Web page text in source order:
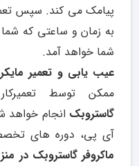
پیامک می کند. سپس
به زمان و ساعتی که
شما خواهد آمد.
عیب یابی و تعمیر
ممکن توسط
گاستروبک انجام خواهد
آی پی، دوره های
ماکروفر گاستروبک در